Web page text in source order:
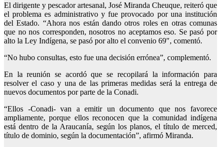
El dirigente y pescador artesanal, José Miranda Cheuque, reiteró que
el problema es administrativo y fue provocado por una institución
del Estado. “Ahora nos están dando otros roles en otras comunas
que no nos corresponden, nosotros no aceptamos eso. Se pasó por
alto la Ley Indígena, se pasó por alto el convenio 69″, comentó.
“No hubo consultas, esto fue una decisión errónea”, complementó.
En la reunión se acordó que se recopilará la información para
resolver el caso y una de las primeras medidas será la entrega de
nuevos documentos por parte de la Conadi.
“Ellos -Conadi- van a emitir un documento que nos favorece
ampliamente, porque ellos reconocen que la comunidad indígena
está dentro de la Araucanía, según los planos, el título de merced,
título de dominio, según la documentación”, afirmó Miranda.